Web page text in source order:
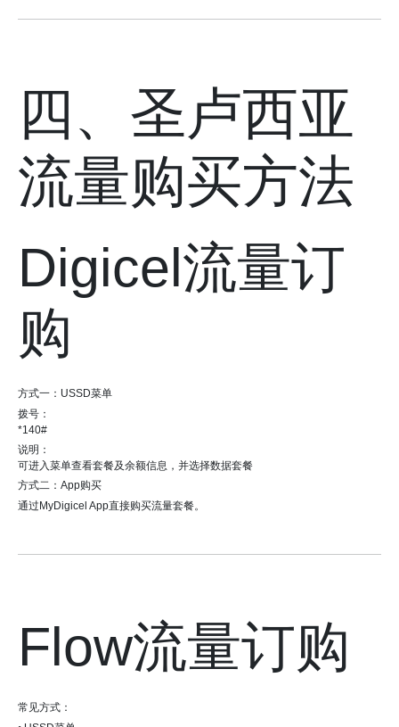
四、圣卢西亚
流量购买方法
Digicel流量订
购
方式一：USSD菜单
拨号：
*140#
说明：
可进入菜单查看套餐及余额信息，并选择数据套餐
方式二：App购买
通过MyDigicel App直接购买流量套餐。
Flow流量订购
常见方式：